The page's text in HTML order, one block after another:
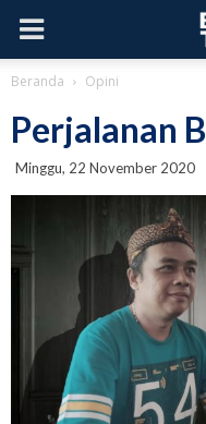
Beranda Opini
Perjalanan
Minggu, 22 November 2020